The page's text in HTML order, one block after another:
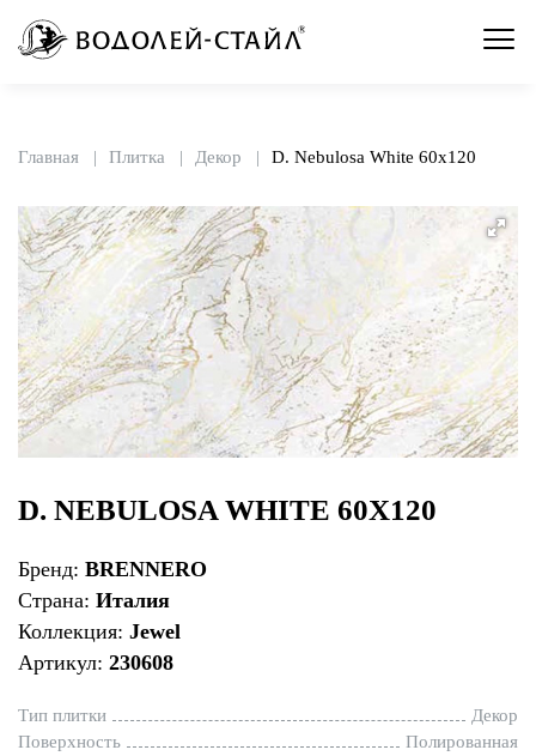
Главная Плитка Декор D. Nebulosa White 60x120
D. NEBULOSA WHITE 60X120
Бренд: BRENNERO
Страна: Италия
Коллекция: Jewel
Артикул: 230608
Тип плитки
Декор
Поверхность
Полированная